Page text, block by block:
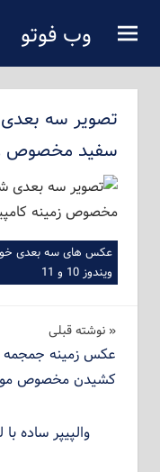
محتوای
اصلی
وب فوتو
تصویر سه
سفید مخصوص
عکس های سه بعدی
ویندوز 10 و 11
راهبری
نوشته
نوشته‌ قبلی
عکس زمینه جمجمه
کشیدن مخصوص
والپیپر ساده